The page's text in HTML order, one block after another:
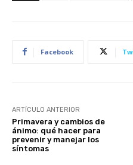
Facebook
ARTÍCULO ANTERIOR
Primavera y cambios de
ánimo: qué hacer para
prevenir y manejar los
síntomas